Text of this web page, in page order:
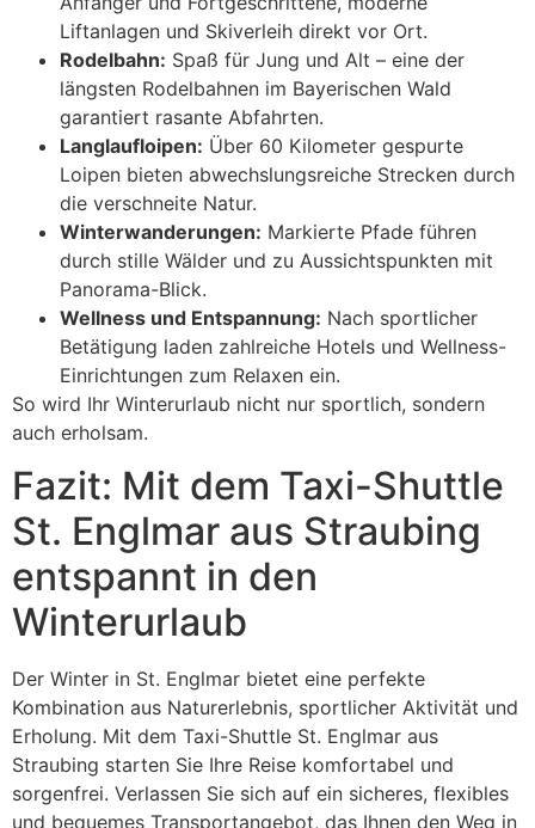
Liftanlagen und Skiverleih direkt vor Ort.
Rodelbahn: Spaß für Jung und Alt – eine der
längsten Rodelbahnen im Bayerischen Wald
garantiert rasante Abfahrten.
Langlaufloipen: Über 60 Kilometer gespurte
Loipen bieten abwechslungsreiche Strecken durch
die verschneite Natur.
Winterwanderungen: Markierte Pfade führen
durch stille Wälder und zu Aussichtspunkten mit
Panorama-Blick.
Wellness und Entspannung: Nach sportlicher
Betätigung laden zahlreiche Hotels und Wellness-
Einrichtungen zum Relaxen ein.
So wird Ihr Winterurlaub nicht nur sportlich, sondern
auch erholsam.
Fazit: Mit dem Taxi-Shuttle
St. Englmar aus Straubing
entspannt in den
Winterurlaub
Der Winter in St. Englmar bietet eine perfekte
Kombination aus Naturerlebnis, sportlicher Aktivität und
Erholung. Mit dem Taxi-Shuttle St. Englmar aus
Straubing starten Sie Ihre Reise komfortabel und
sorgenfrei. Verlassen Sie sich auf ein sicheres, flexibles
und bequemes Transportangebot, das Ihnen den Weg in